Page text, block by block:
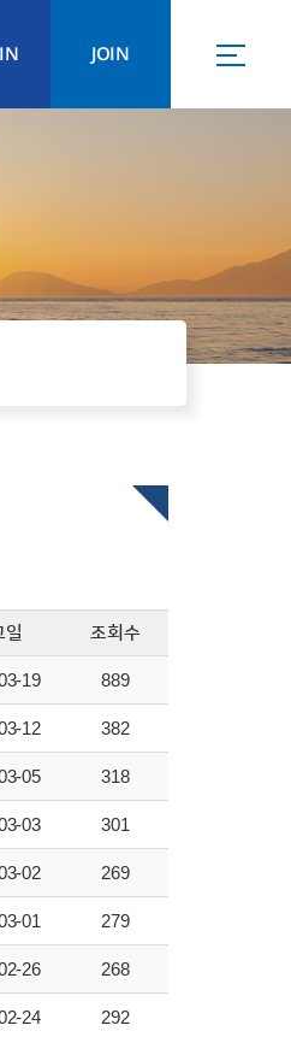
JOIN
일 조회수
19 889
12 382
05 318
03 301
02 269
01 279
26 268
24 292